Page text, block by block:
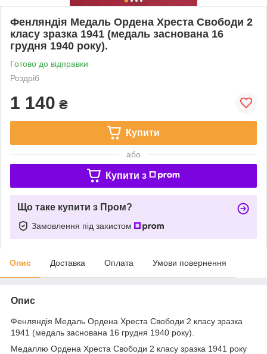
Фенляндія Медаль Ордена Хреста Свободи 2
класу зразка 1941 (медаль заснована 16
грудня 1940 року).
Готово до відправки
Роздріб
1 140 ₴
Купити
або
Купити з
Що таке купити з Пром?
Замовлення під захистом
Опис Доставка Оплата Умови повернення
Опис
Фенляндія Медаль Ордена Хреста Свободи 2 класу зразка
1941 (медаль заснована 16 грудня 1940 року).
Медаллю Ордена Хреста Свободи 2 класу зразка 1941 року